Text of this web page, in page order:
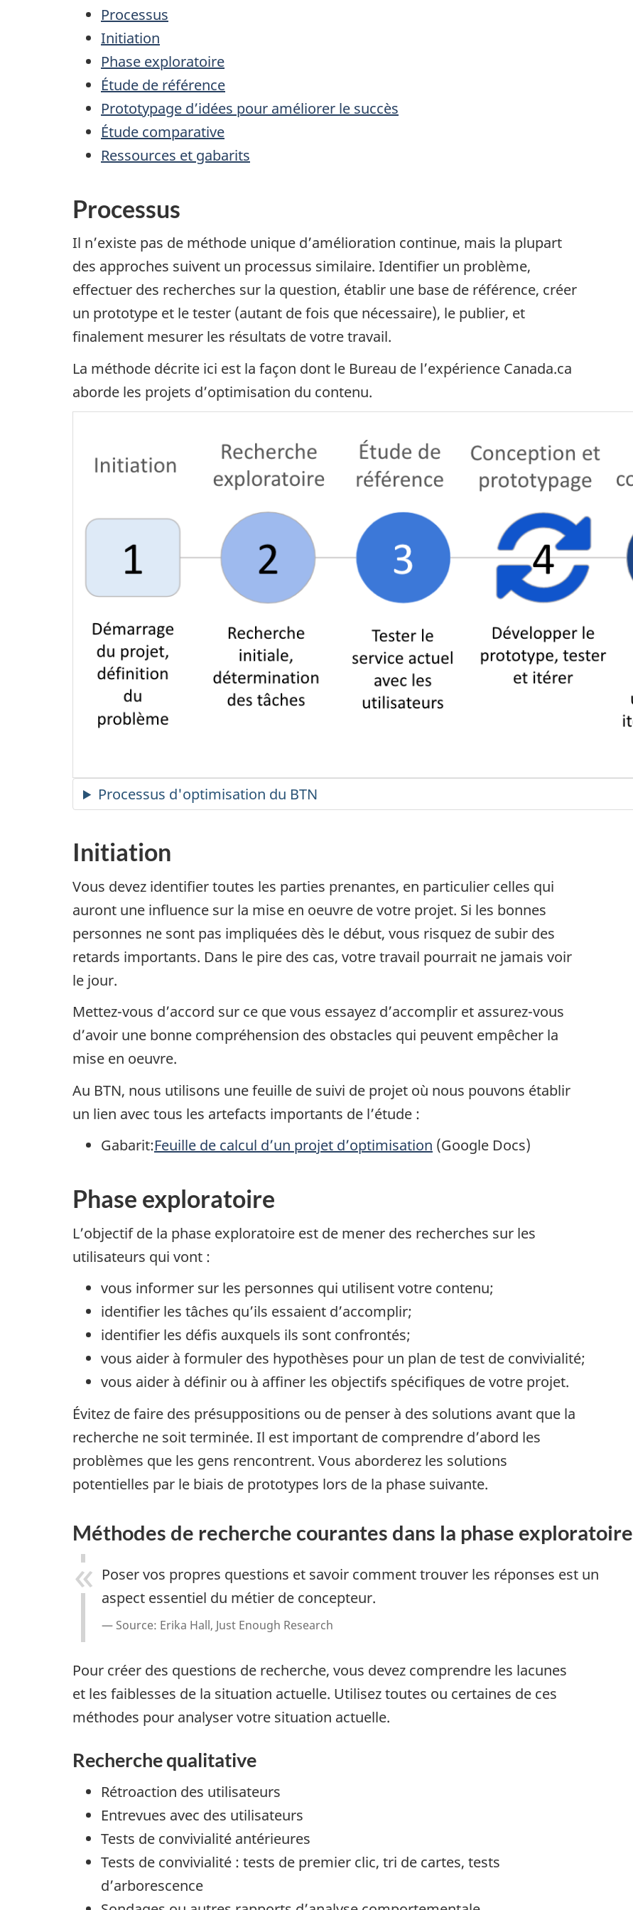
Processus
Initiation
Phase exploratoire
Étude de référence
Prototypage d’idées pour améliorer le succès
Étude comparative
Ressources et gabarits
Processus
Il n’existe pas de méthode unique d’amélioration continue, mais la plupart
des approches suivent un processus similaire. Identifier un problème,
effectuer des recherches sur la question, établir une base de référence, créer
un prototype et le tester (autant de fois que nécessaire), le publier, et
finalement mesurer les résultats de votre travail.
La méthode décrite ici est la façon dont le Bureau de l’expérience Canada.ca
aborde les projets d’optimisation du contenu.
Processus d'optimisation du BTN
Initiation
Vous devez identifier toutes les parties prenantes, en particulier celles qui
auront une influence sur la mise en oeuvre de votre projet. Si les bonnes
personnes ne sont pas impliquées dès le début, vous risquez de subir des
retards importants. Dans le pire des cas, votre travail pourrait ne jamais voir
le jour.
Mettez-vous d’accord sur ce que vous essayez d’accomplir et assurez-vous
d’avoir une bonne compréhension des obstacles qui peuvent empêcher la
mise en oeuvre.
Au BTN, nous utilisons une feuille de suivi de projet où nous pouvons établir
un lien avec tous les artefacts importants de l’étude :
Gabarit:Feuille de calcul d’un projet d’optimisation (Google Docs)
Phase exploratoire
L’objectif de la phase exploratoire est de mener des recherches sur les
utilisateurs qui vont :
vous informer sur les personnes qui utilisent votre contenu;
identifier les tâches qu’ils essaient d’accomplir;
identifier les défis auxquels ils sont confrontés;
vous aider à formuler des hypothèses pour un plan de test de convivialité;
vous aider à définir ou à affiner les objectifs spécifiques de votre projet.
Évitez de faire des présuppositions ou de penser à des solutions avant que la
recherche ne soit terminée. Il est important de comprendre d’abord les
problèmes que les gens rencontrent. Vous aborderez les solutions
potentielles par le biais de prototypes lors de la phase suivante.
Méthodes de recherche courantes dans la phase exploratoire
Poser vos propres questions et savoir comment trouver les réponses est un
aspect essentiel du métier de concepteur.
Source: Erika Hall, Just Enough Research
Pour créer des questions de recherche, vous devez comprendre les lacunes
et les faiblesses de la situation actuelle. Utilisez toutes ou certaines de ces
méthodes pour analyser votre situation actuelle.
Recherche qualitative
Rétroaction des utilisateurs
Entrevues avec des utilisateurs
Tests de convivialité antérieures
Tests de convivialité : tests de premier clic, tri de cartes, tests
d’arborescence